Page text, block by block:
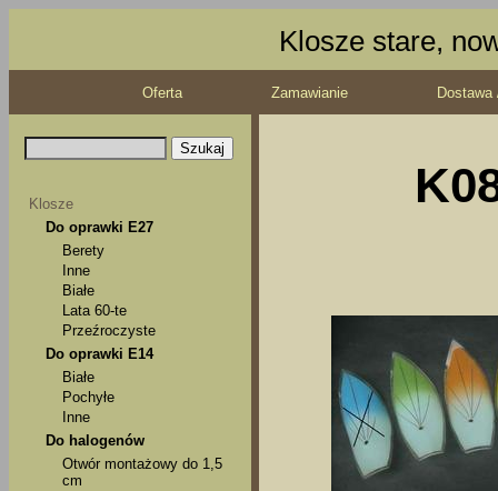
Klosze stare,
Oferta Zamawianie
Klosze
Do oprawki E27
Berety
Inne
Białe
Lata 60-te
Przeźroczyste
Do oprawki E14
Białe
Pochyłe
Inne
Do halogenów
Otwór montażowy do 1,5
cm